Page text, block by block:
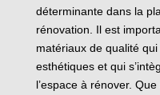
déterminante dans la
rénovation. Il est
matériaux de qualité
esthétiques et qui
l’espace à rénover.